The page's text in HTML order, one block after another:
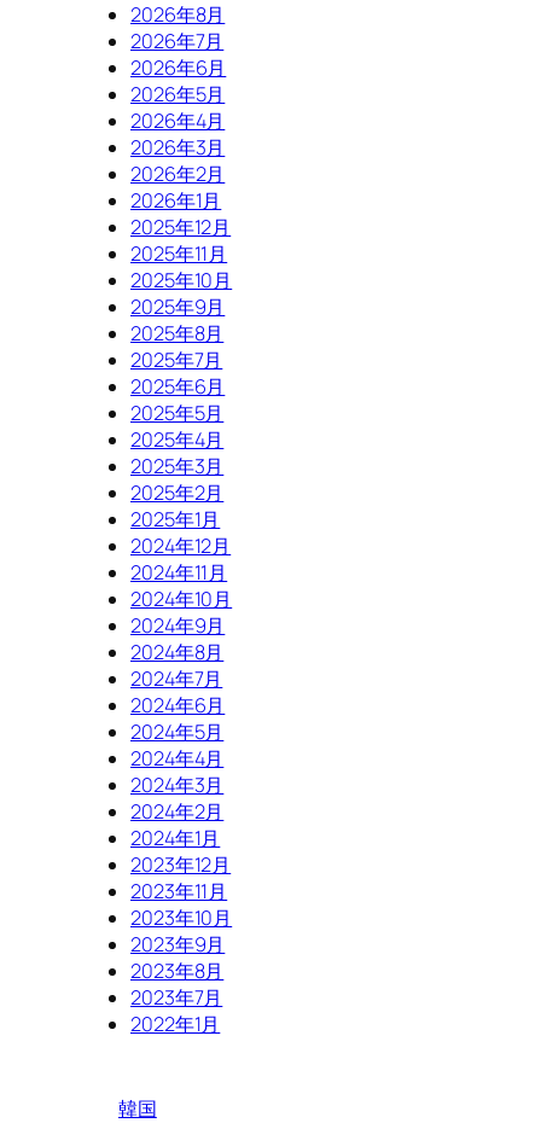
2026年8月
2026年7月
2026年6月
2026年5月
2026年4月
2026年3月
2026年2月
2026年1月
2025年12月
2025年11月
2025年10月
2025年9月
2025年8月
2025年7月
2025年6月
2025年5月
2025年4月
2025年3月
2025年2月
2025年1月
2024年12月
2024年11月
2024年10月
2024年9月
2024年8月
2024年7月
2024年6月
2024年5月
2024年4月
2024年3月
2024年2月
2024年1月
2023年12月
2023年11月
2023年10月
2023年9月
2023年8月
2023年7月
2022年1月
韓国